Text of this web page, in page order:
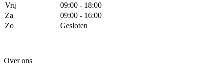
Vrij
09:00 - 18:00
Za
09:00 - 16:00
Zo
Gesloten
Over ons